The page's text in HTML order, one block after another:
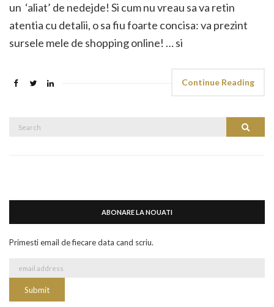
un ‘aliat’ de nedejde! Si cum nu vreau sa va retin
atentia cu detalii, o sa fiu foarte concisa: va prezint
sursele mele de shopping online! … si
Continue Reading
Search
ABONARE LA NOUATI
Primesti email de fiecare data cand scriu.